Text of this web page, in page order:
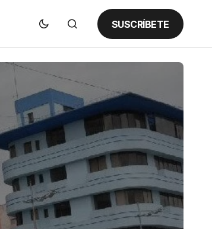
SUSCRÍBETE